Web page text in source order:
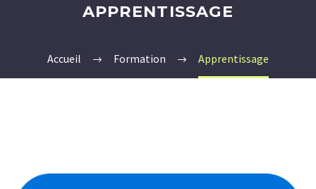
APPRENTISSAGE
Accueil Formation Apprentissage